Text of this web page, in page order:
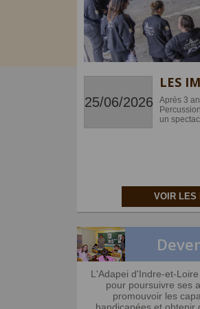
25/06/2026
LES
Après 3
un
VOIR LES
L'Adapei d'Indre-et-Loire
pour poursuivre ses
promouvoir les